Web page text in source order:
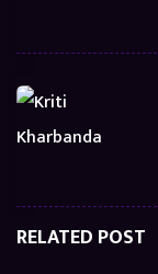
RELATED POST